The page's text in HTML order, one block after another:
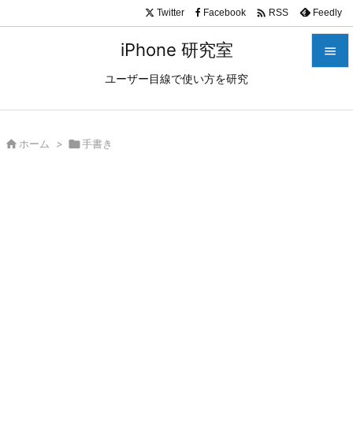
iPhone 研究室
ユーザー目線で使い方を研究

Twitter Facebook  RSS Feedly
 ホーム > 手書き